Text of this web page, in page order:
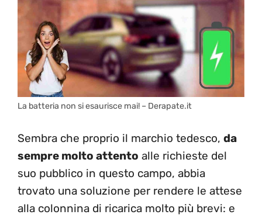
La batteria non si esaurisce mai! – Derapate.it
Sembra che proprio il marchio tedesco, da
sempre molto attento alle richieste del
suo pubblico in questo campo, abbia
trovato una soluzione per rendere le attese
alla colonnina di ricarica molto più brevi: e